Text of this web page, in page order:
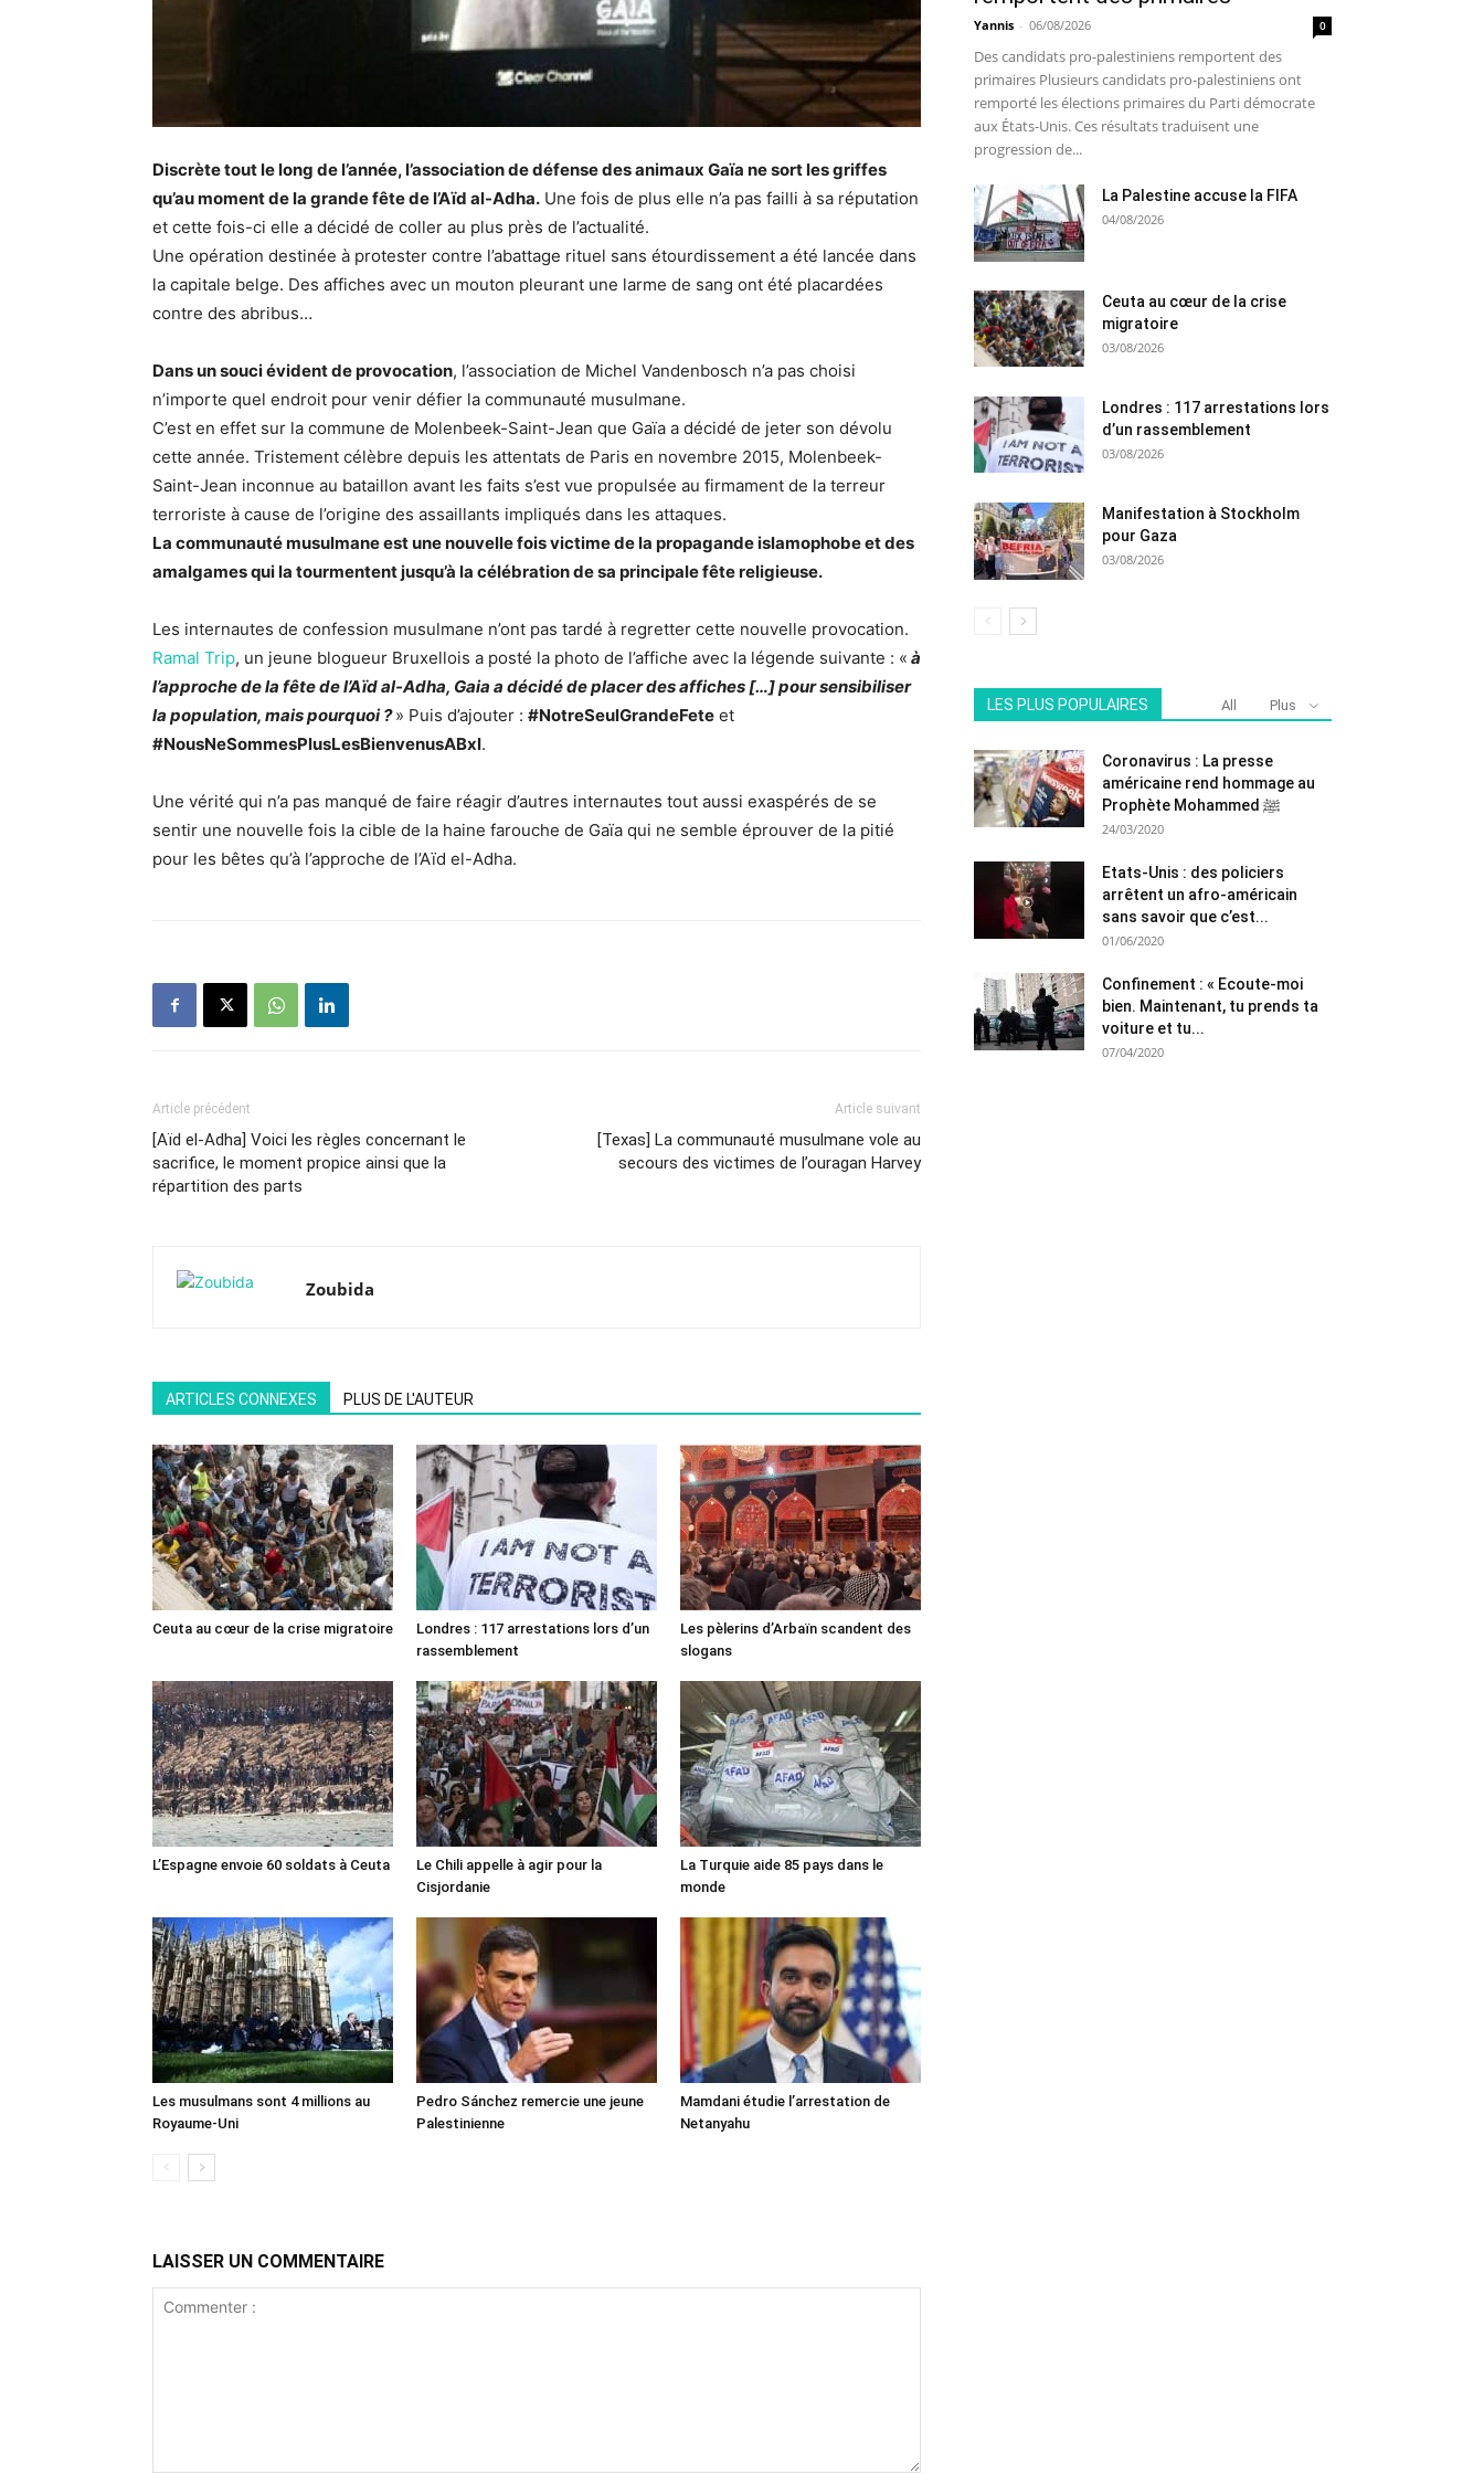
Discrète tout le long de l’année, l’association de défense des animaux Gaïa ne sort les griffes
qu’au moment de la grande fête de l’Aïd al-Adha. Une fois de plus elle n’a pas failli à sa réputation
et cette fois-ci elle a décidé de coller au plus près de l’actualité.
Une opération destinée à protester contre l’abattage rituel sans étourdissement a été lancée dans
la capitale belge. Des affiches avec un mouton pleurant une larme de sang ont été placardées
contre des abribus…
Dans un souci évident de provocation, l’association de Michel Vandenbosch n’a pas choisi
n’importe quel endroit pour venir défier la communauté musulmane.
C’est en effet sur la commune de Molenbeek-Saint-Jean que Gaïa a décidé de jeter son dévolu
cette année. Tristement célèbre depuis les attentats de Paris en novembre 2015, Molenbeek-
Saint-Jean inconnue au bataillon avant les faits s’est vue propulsée au firmament de la terreur
terroriste à cause de l’origine des assaillants impliqués dans les attaques.
La communauté musulmane est une nouvelle fois victime de la propagande islamophobe et des
amalgames qui la tourmentent jusqu’à la célébration de sa principale fête religieuse.
Les internautes de confession musulmane n’ont pas tardé à regretter cette nouvelle provocation.
Ramal Trip, un jeune blogueur Bruxellois a posté la photo de l’affiche avec la légende suivante : « à
l’approche de la fête de l’Aïd al-Adha, Gaia a décidé de placer des affiches […] pour sensibiliser
la population, mais pourquoi ? » Puis d’ajouter : #NotreSeulGrandeFete et
#NousNeSommesPlusLesBienvenusABxl.
Une vérité qui n’a pas manqué de faire réagir d’autres internautes tout aussi exaspérés de se
sentir une nouvelle fois la cible de la haine farouche de Gaïa qui ne semble éprouver de la pitié
pour les bêtes qu’à l’approche de l’Aïd el-Adha.
Article précédent
[Aïd el-Adha] Voici les règles concernant le
sacrifice, le moment propice ainsi que la
répartition des parts
Article suivant
[Texas] La communauté musulmane vole au
secours des victimes de l’ouragan Harvey
Zoubida
ARTICLES CONNEXES PLUS DE L'AUTEUR
Ceuta au cœur de la crise migratoire
Londres : 117 arrestations lors d’un
rassemblement
Les pèlerins d’Arbaïn scandent des
slogans
L’Espagne envoie 60 soldats à Ceuta
Le Chili appelle à agir pour la
Cisjordanie
La Turquie aide 85 pays dans le
monde
Les musulmans sont 4 millions au
Royaume-Uni
Pedro Sánchez remercie une jeune
Palestinienne
Mamdani étudie l’arrestation de
Netanyahu
LAISSER UN COMMENTAIRE
Yannis - 06/08/2026 0
Des candidats pro-palestiniens remportent des
primaires Plusieurs candidats pro-palestiniens ont
remporté les élections primaires du Parti démocrate
aux États-Unis. Ces résultats traduisent une
progression de...
La Palestine accuse la FIFA
04/08/2026
Ceuta au cœur de la crise
migratoire
03/08/2026
Londres : 117 arrestations lors
d’un rassemblement
03/08/2026
Manifestation à Stockholm
pour Gaza
03/08/2026
LES PLUS POPULAIRES All Plus
Coronavirus : La presse
américaine rend hommage au
Prophète Mohammed ﷺ
24/03/2020
Etats-Unis : des policiers
arrêtent un afro-américain
sans savoir que c’est...
01/06/2020
Confinement : « Ecoute-moi
bien. Maintenant, tu prends ta
voiture et tu...
07/04/2020